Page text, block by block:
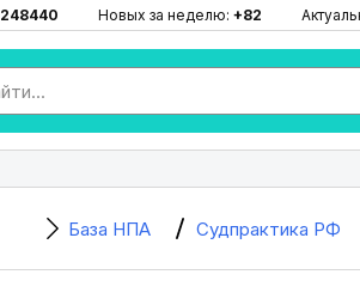
248440 Новых за неделю: +82
База НПА Судпрактика РФ